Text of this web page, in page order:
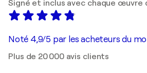
Signé et inclus avec chaque œuvre
Noté 4,9/5 par les acheteurs du
Plus de 20 000 avis clients